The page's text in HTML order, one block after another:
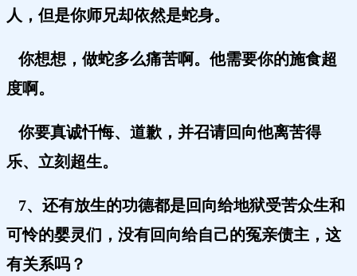
人，但是你师兄却依然是蛇身。
你想想，做蛇多么痛苦啊。他需要你的施食超
度啊。
你要真诚忏悔、道歉，并召请回向他离苦得
乐、立刻超生。
7、还有放生的功德都是回向给地狱受苦众生和
可怜的婴灵们，没有回向给自己的冤亲债主，这
有关系吗？